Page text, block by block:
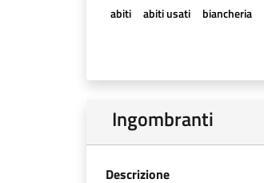
abiti abiti usati biancheria
Ingombranti
Descrizione